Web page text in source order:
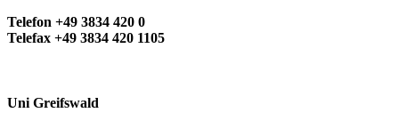
Telefon +49 3834 420 0
Telefax +49 3834 420 1105
Uni Greifswald